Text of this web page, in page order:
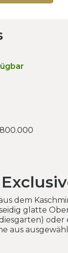
dem
glatte
aus